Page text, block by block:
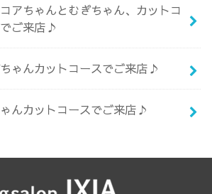
アちゃんとむぎちゃん、カットコ
ご来店♪
ゃんカットコースでご来店♪
んカットコースでご来店♪